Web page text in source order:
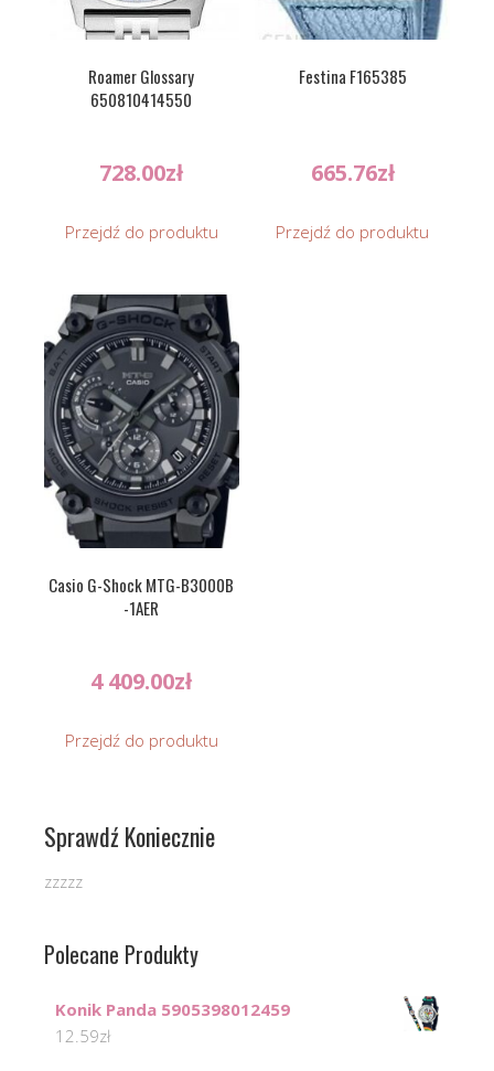
Roamer Glossary
650810414550
728.00zł
Przejdź do produktu
Festina F165385
665.76zł
Przejdź do produktu
Casio G-Shock MTG-B3000B
-1AER
4 409.00zł
Przejdź do produktu
Sprawdź Koniecznie
zzzzz
Polecane Produkty
Konik Panda 5905398012459
12.59zł